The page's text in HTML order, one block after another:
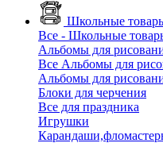
Школьные
Все - Школьные
Альбомы для
Все Альбомы для
Альбомы для
Блоки для черчения
Все для праздника
Игрушки